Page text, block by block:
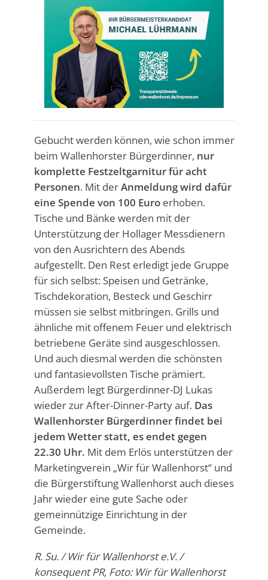
Gebucht werden können, wie schon immer
beim Wallenhorster Bürgerdinner, nur
komplette Festzeltgarnitur für acht
Personen. Mit derAnmeldung wird dafür
eine Spende von 100 Euroerhoben.
Tische und Bänke werden mit der
Unterstützung der Hollager Messdienern
von den Ausrichtern des Abends
aufgestellt. Den Rest erledigt jede Gruppe
für sich selbst: Speisen und Getränke,
Tischdekoration, Besteck und Geschirr
müssen sie selbst mitbringen. Grills und
ähnliche mit offenem Feuer und elektrisch
betriebene Geräte sind ausgeschlossen.
Und auch diesmal werden die schönsten
und fantasievollsten Tische prämiert.
Außerdem legt Bürgerdinner-DJ Lukas
wieder zur After-Dinner-Party auf. Das
Wallenhorster Bürgerdinner findet bei
jedem Wetter statt, es endet gegen
22.30 Uhr. Mit dem Erlös unterstützen der
Marketingverein „Wir für Wallenhorst“ und
die Bürgerstiftung Wallenhorst auch dieses
Jahr wieder eine gute Sache oder
gemeinnützige Einrichtung in der
Gemeinde.
R. Su. / Wir für Wallenhorst e.V. /
konsequent PR, Foto: Wir für Wallenhorst